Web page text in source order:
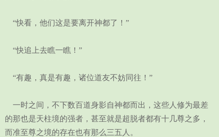
“快看，他们这是要离开神都了！”
“快追上去瞧一瞧！”
“有趣，真是有趣，诸位道友不妨同往！”
一时之间，不下数百道身影自神都而出，这些人修为最差
的那也是天柱境的强者，甚至就是超脱者都有十几尊之多，
而准至尊之境的存在也有那么三五人。